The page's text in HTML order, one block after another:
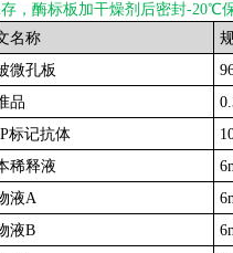
，酶标板加干燥剂后密封-20℃
名称
微孔板
品
标记抗体
稀释液
液A
液B